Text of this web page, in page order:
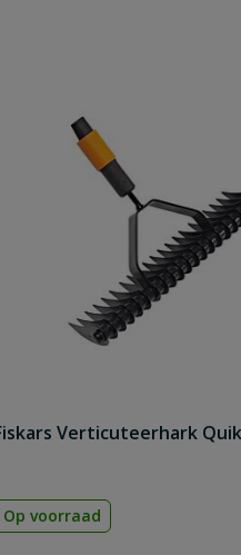
Verticuteerhark
Op voorraad